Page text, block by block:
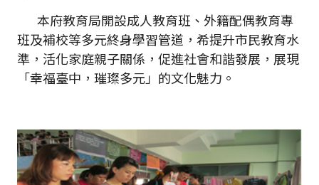
本府教育局開設成人教育班、外籍配偶教育專
班及補校等多元終身學習管道，希提升市民教育水
準，活化家庭親子關係，促進社會和諧發展，展現
「幸福臺中，璀璨多元」的文化魅力。